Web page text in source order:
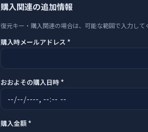
購入関連の追加情報
復元キー・購入関連の場合は、可能な範囲で入力して
購入時メールアドレス *
おおよその購入日時 *
購入金額 *